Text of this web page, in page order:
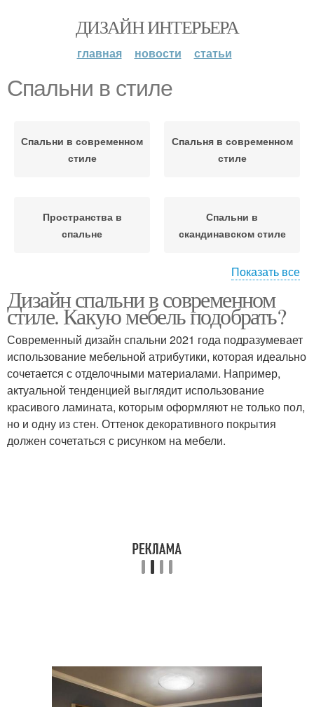
ДИЗАЙН ИНТЕРЬЕРА
главная новости статьи
Спальни в стиле
Спальни в современном
стиле
Спальня в современном
стиле
Пространства в
спальне
Спальни в
скандинавском стиле
Мебель для спальни
Показать все
Дизайн спальни в современном
стиле. Какую мебель подобрать?
Современный дизайн спальни 2021 года подразумевает
использование мебельной атрибутики, которая идеально
сочетается с отделочными материалами. Например,
актуальной тенденцией выглядит использование
красивого ламината, которым оформляют не только пол,
но и одну из стен. Оттенок декоративного покрытия
должен сочетаться с рисунком на мебели.